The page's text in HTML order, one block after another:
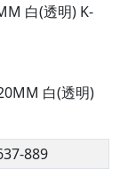
白(透明) K-
白(透明)
889